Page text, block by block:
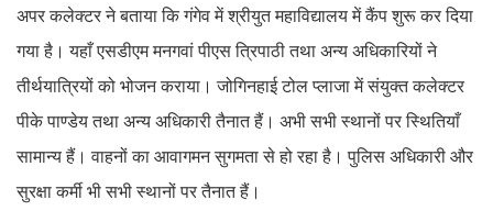
अपर कलेक्टर ने बताया कि गंगेव में श्रीयुत महाविद्यालय में कैंप शुरू कर दिया
गया है। यहाँ एसडीएम मनगवां पीएस त्रिपाठी तथा अन्य अधिकारियों ने
तीर्थयात्रियों को भोजन कराया। जोगिनहाई टोल प्लाजा में संयुक्त कलेक्टर
पीके पाण्डेय तथा अन्य अधिकारी तैनात हैं। अभी सभी स्थानों पर स्थितियाँ
सामान्य हैं। वाहनों का आवागमन सुगमता से हो रहा है। पुलिस अधिकारी और
सुरक्षा कर्मी भी सभी स्थानों पर तैनात हैं।